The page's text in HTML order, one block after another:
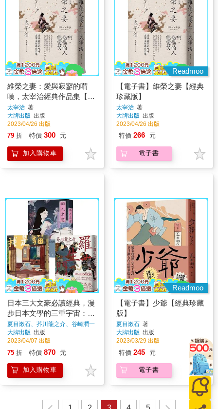
維榮之妻：愛與寂寥的喟
嘆，太宰治經典作品集【經
典珍藏版】
太宰治 著
大牌出版 出版
2023/04/26 出版
79 折 特價 300 元
加入購物車
Readmoo
【電子書】維榮之妻【經典
珍藏版】
太宰治 著
大牌出版 出版
2023/04/26 出版
特價 266 元
電子書
日本三大文豪必讀經典，漫
步日本文學的三重宇宙：我
是貓＋羅生門＋痴人之愛
【典藏套書】
夏目漱石、芥川龍之介、谷崎潤一
著
大牌出版 出版
2023/04/07 出版
75 折 特價 870 元
加入購物車
Readmoo
【電子書】少爺【經典珍藏
版】
夏目漱石 著
大牌出版 出版
2023/03/29 出版
特價 245 元
電子書